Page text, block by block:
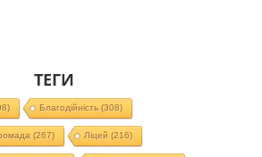
ТЕГИ
Благодійність(308)
(267) Ліцей (216)